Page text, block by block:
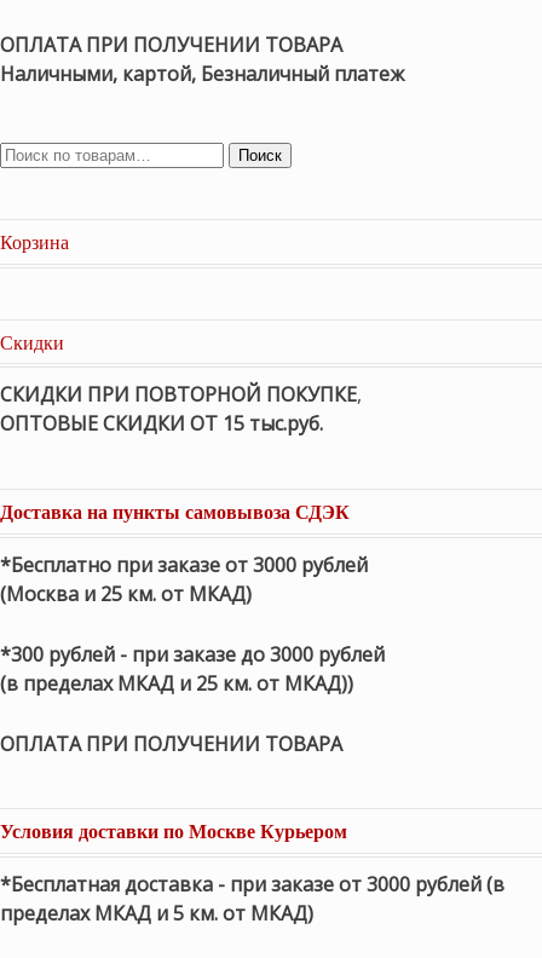
ОПЛАТА ПРИ ПОЛУЧЕНИИ ТОВАРА
Наличными, картой, Безналичный платеж
Поиск
Корзина
Скидки
СКИДКИ ПРИ ПОВТОРНОЙ ПОКУПКЕ,
ОПТОВЫЕ СКИДКИ ОТ 15 тыс.руб.
Доставка на пункты самовывоза СДЭК
*Бесплатно при заказе от 3000 рублей
(Москва и 25 км. от МКАД)
*300 рублей - при заказе до 3000 рублей
(в пределах МКАД и 25 км. от МКАД))
ОПЛАТА ПРИ ПОЛУЧЕНИИ ТОВАРА
Условия доставки по Москве Курьером
*Бесплатная доставка - при заказе от 3000 рублей (в
пределах МКАД и 5 км. от МКАД)